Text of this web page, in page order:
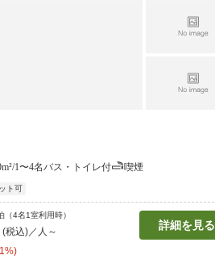
1〜4名バス・トイレ付 喫煙
ト可
（4名1室利用時）
(税込)／人～ 詳細を見る